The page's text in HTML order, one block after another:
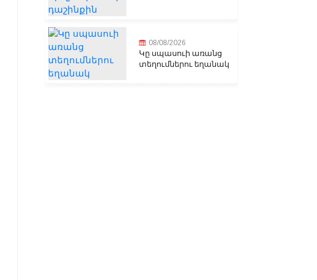
08/08/2026
Կը սպասուի առանց
տեղումներու եղանակ